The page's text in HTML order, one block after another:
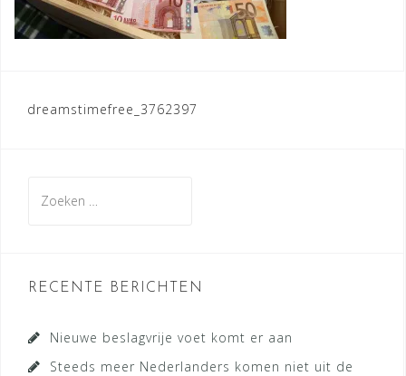
Bericht
dreamstimefree_3762397
naar:
RECENTE BERICHTEN
Nieuwe beslagvrije voet komt er aan
Steeds meer Nederlanders komen niet uit de